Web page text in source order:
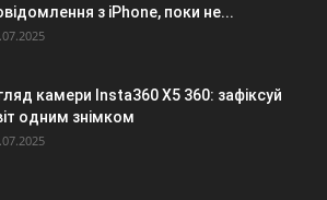
з iPhone, поки не...
камери Insta360 X5 360: зафіксуй
одним знімком